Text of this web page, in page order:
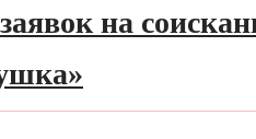
на